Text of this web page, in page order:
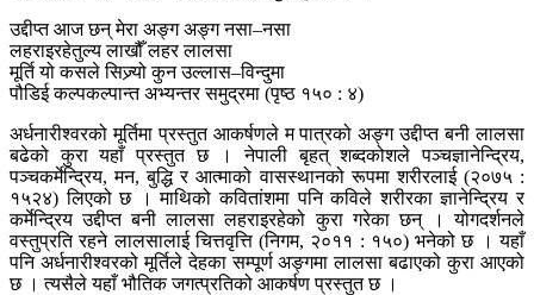
उद्दीप्त आज छन् मेरा अङ्ग अङ्ग नसा–नसा
लहराइरहेतुल्य लाखौँ लहर लालसा
मूर्ति यो कसले सिज्र्यो कुन उल्लास–विन्दुमा
पौडिई कल्पकल्पान्त अभ्यन्तर समुद्रमा (पृष्ठ १५० : ४)
अर्धनारीश्वरको मूर्तिमा प्रस्तुत आकर्षणले म पात्रको अङ्ग उद्दीप्त बनी लालसा
बढेको कुरा यहाँ प्रस्तुत छ । नेपाली बृहत् शब्दकोशले पञ्चज्ञानेन्द्रिय,
पञ्चकर्मेन्द्रिय, मन, बुद्धि र आत्माको वासस्थानको रूपमा शरीरलाई (२०७५ :
१५२४) लिएको छ । माथिको कवितांशमा पनि कविले शरीरका ज्ञानेन्द्रिय र
कर्मेन्द्रिय उद्दीप्त बनी लालसा लहराइरहेको कुरा गरेका छन् । योगदर्शनले
वस्तुप्रति रहने लालसालाई चित्तवृत्ति (निगम, २०११ : १५०) भनेको छ । यहाँ
पनि अर्धनारीश्वरको मूर्तिले देहका सम्पूर्ण अङ्गमा लालसा बढाएको कुरा आएको
छ । त्यसैले यहाँ भौतिक जगत्प्रतिको आकर्षण प्रस्तुत छ ।